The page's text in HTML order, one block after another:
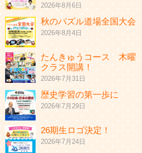
2026年8月6日
秋のパズル道場全国大会
2026年8月4日
たんきゅうコース 木曜
クラス開講！
2026年7月31日
歴史学習の第一歩に
2026年7月29日
26期生ロゴ決定！
2026年7月24日